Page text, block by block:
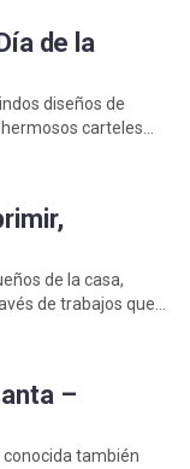
de la
diseños de
carteles
de la casa,
de trabajos que
–
conocida también